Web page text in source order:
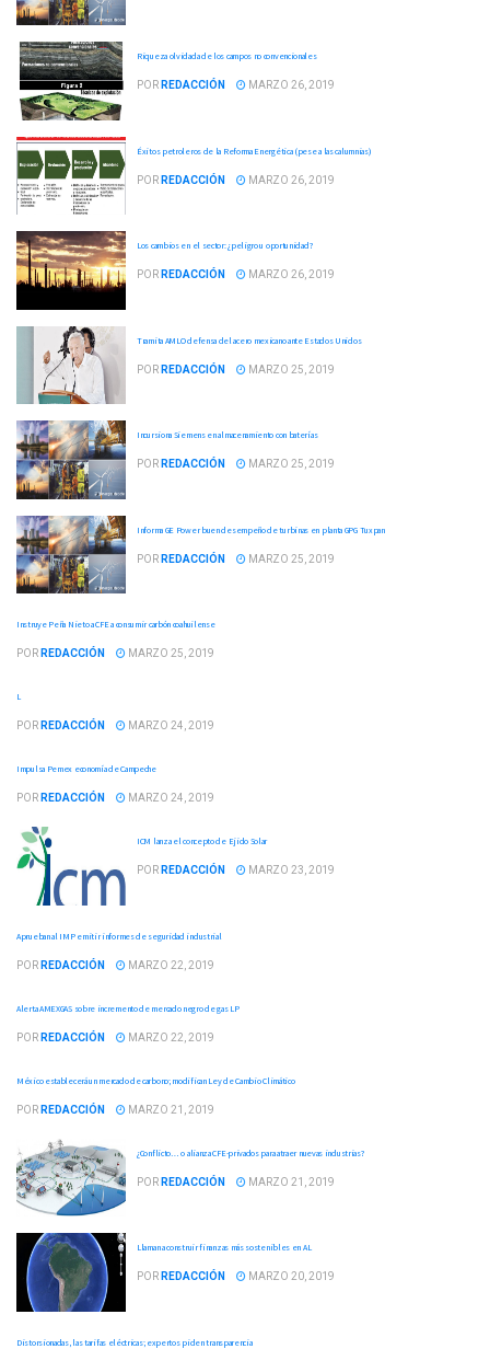
Riqueza olvidada de los campos no convencionales
POR REDACCIÓN MARZO 26, 2019
Éxitos petroleros de la Reforma Energética (pese a las calumnias)
POR REDACCIÓN MARZO 26, 2019
Los cambios en el sector: ¿peligro u oportunidad?
POR REDACCIÓN MARZO 26, 2019
Tramita AMLO defensa del acero mexicano ante Estados Unidos
POR REDACCIÓN MARZO 25, 2019
Incursiona Siemens en almacenamiento con baterías
POR REDACCIÓN MARZO 25, 2019
Informa GE Power buen desempeño de turbinas en planta GPG Tuxpan
POR REDACCIÓN MARZO 25, 2019
Instruye Peña Nieto a CFE a consumir carbón coahuilense
POR REDACCIÓN MARZO 25, 2019
L
POR REDACCIÓN MARZO 24, 2019
Impulsa Pemex economía de Campeche
POR REDACCIÓN MARZO 24, 2019
ICM lanza el concepto de Ejido Solar
POR REDACCIÓN MARZO 23, 2019
Aprueban al IMP emitir informes de seguridad industrial
POR REDACCIÓN MARZO 22, 2019
Alerta AMEXGAS sobre incremento de mercado negro de gas LP
POR REDACCIÓN MARZO 22, 2019
México establecerá un mercado de carbono; modifican Ley de Cambio Climático
POR REDACCIÓN MARZO 21, 2019
¿Conflicto… o alianza CFE-privados para atraer nuevas industrias?
POR REDACCIÓN MARZO 21, 2019
Llaman a construir finanzas más sostenibles en AL
POR REDACCIÓN MARZO 20, 2019
Distorsionadas, las tarifas eléctricas; expertos piden transparencia